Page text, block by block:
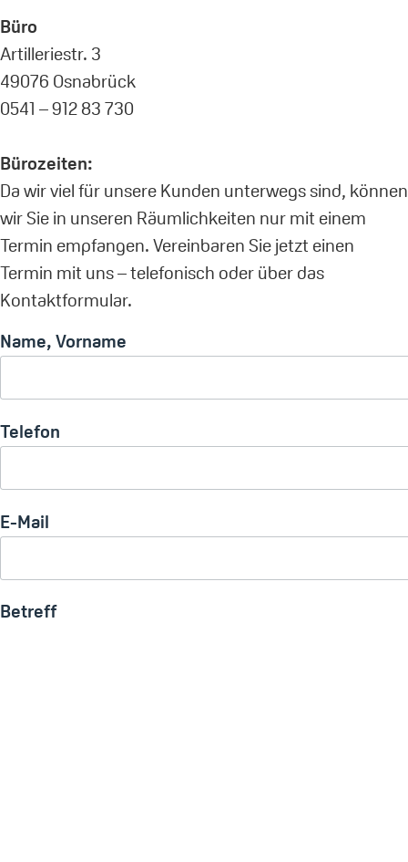
Büro
Artilleriestr. 3
49076 Osnabrück
0541 – 912 83 730
Bürozeiten:
Da wir viel für unsere Kunden unterwegs sind, können
wir Sie in unseren Räumlichkeiten nur mit einem
Termin empfangen. Vereinbaren Sie jetzt einen
Termin mit uns – telefonisch oder über das
Kontaktformular.
Name, Vorname
Telefon
E-Mail
Betreff